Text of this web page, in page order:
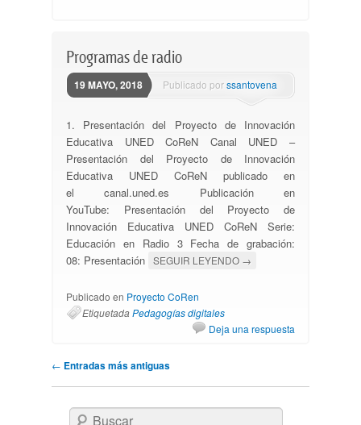
Programas de radio
19 MAYO, 2018 Publicado porssantovena
1. Presentación del Proyecto de Innovación
Educativa UNED CoReN Canal UNED –
Presentación del Proyecto de Innovación
Educativa UNED CoReN publicado en
el canal.uned.es Publicación en
YouTube: Presentación del Proyecto de
Innovación Educativa UNED CoReN Serie:
Educación en Radio 3 Fecha de grabación:
08: Presentación SEGUIR LEYENDO →
Publicado en Proyecto CoRen
EtiquetadaPedagogías digitales
Deja una respuesta
Navegación por las entradas
← Entradas más antiguas
Buscar